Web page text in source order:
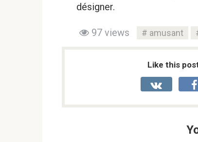
désigner.
97 views amusant
Like this